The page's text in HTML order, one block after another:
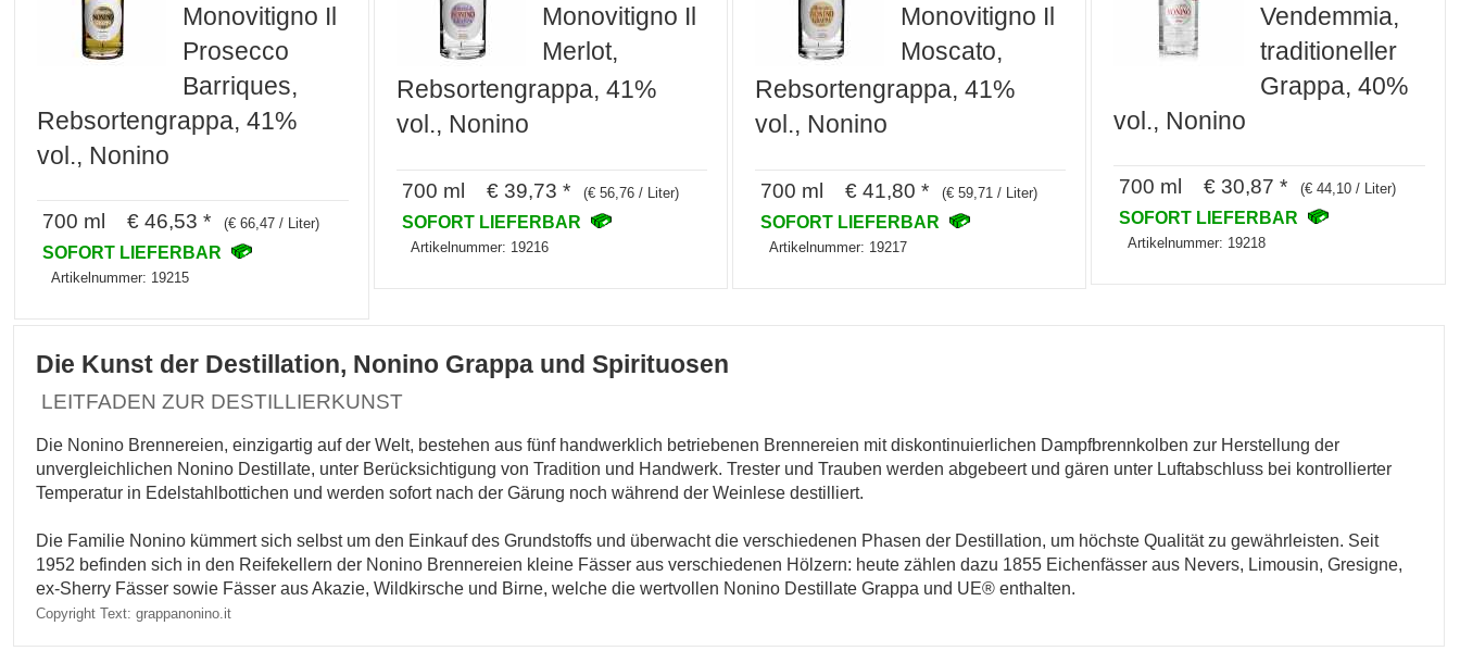
Monovitigno Il
Prosecco
Barriques,
Rebsortengrappa, 41%
vol., Nonino
700 ml € 46,53 * (€ 66,47 / Liter)
SOFORT LIEFERBAR
Artikelnummer: 19215
Monovitigno Il
Merlot,
Rebsortengrappa, 41%
vol., Nonino
700 ml € 39,73 * (€ 56,76 / Liter)
SOFORT LIEFERBAR
Artikelnummer: 19216
Monovitigno Il
Moscato,
Rebsortengrappa, 41%
vol., Nonino
700 ml € 41,80 * (€ 59,71 / Liter)
SOFORT LIEFERBAR
Artikelnummer: 19217
Vendemmia,
traditioneller
Grappa, 40%
vol., Nonino
700 ml € 30,87 * (€ 44,10 / Liter)
SOFORT LIEFERBAR
Artikelnummer: 19218
Die Kunst der Destillation, Nonino Grappa und Spirituosen
LEITFADEN ZUR DESTILLIERKUNST
Die Nonino Brennereien, einzigartig auf der Welt, bestehen aus fünf handwerklich betriebenen Brennereien mit diskontinuierlichen Dampfbrennkolben zur Herstellung der
unvergleichlichen Nonino Destillate, unter Berücksichtigung von Tradition und Handwerk. Trester und Trauben werden abgebeert und gären unter Luftabschluss bei kontrollierter
Temperatur in Edelstahlbottichen und werden sofort nach der Gärung noch während der Weinlese destilliert.
Die Familie Nonino kümmert sich selbst um den Einkauf des Grundstoffs und überwacht die verschiedenen Phasen der Destillation, um höchste Qualität zu gewährleisten. Seit
1952 befinden sich in den Reifekellern der Nonino Brennereien kleine Fässer aus verschiedenen Hölzern: heute zählen dazu 1855 Eichenfässer aus Nevers, Limousin, Gresigne,
ex-Sherry Fässer sowie Fässer aus Akazie, Wildkirsche und Birne, welche die wertvollen Nonino Destillate Grappa und UE® enthalten.
Copyright Text: grappanonino.it